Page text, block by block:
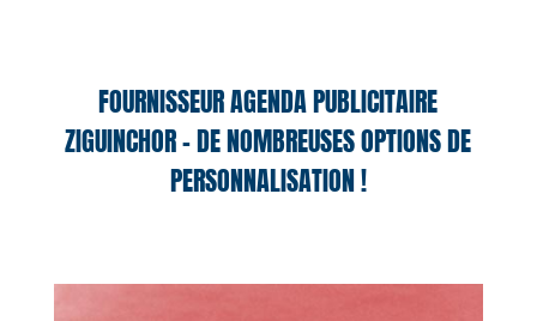
FOURNISSEUR AGENDA PUBLICITAIRE
ZIGUINCHOR – DE NOMBREUSES OPTIONS DE
PERSONNALISATION !